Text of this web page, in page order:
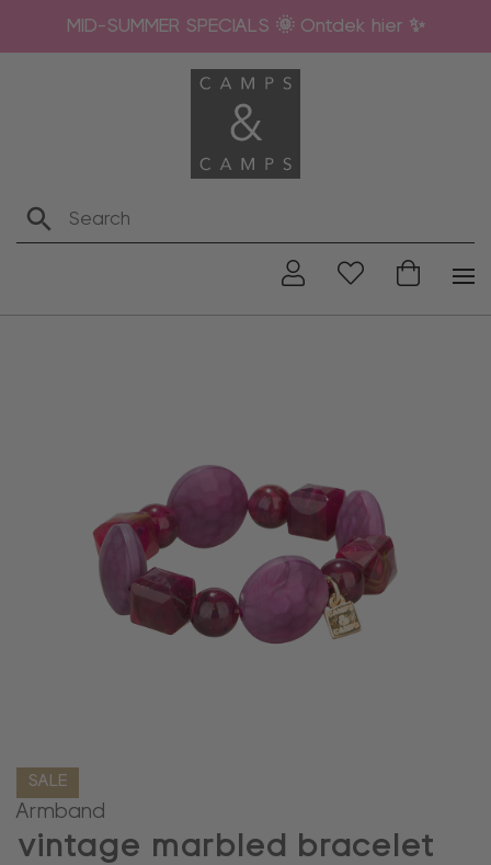
MID-SUMMER SPECIALS 🌞 Ontdek hier ✨
SALE
Armband
vintage marbled bracelet